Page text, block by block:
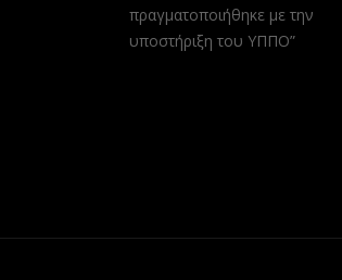
πραγματοποιήθηκε με την
υποστήριξη του ΥΠΠΟ”